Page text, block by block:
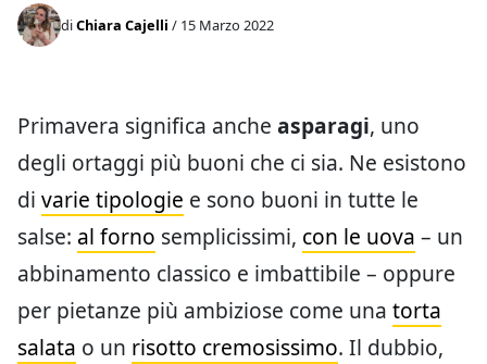
diChiara Cajelli / 15 Marzo 2022
Primavera significa anche asparagi, uno
degli ortaggi più buoni che ci sia. Ne esistono
di varie tipologie e sono buoni in tutte le
salse: al forno semplicissimi, con le uova – un
abbinamento classico e imbattibile – oppure
per pietanze più ambiziose come una torta
salata o un risotto cremosissimo. Il dubbio,